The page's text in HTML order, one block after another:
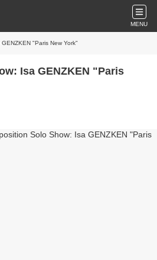
MENU
"Paris New York"
Isa GENZKEN "Paris